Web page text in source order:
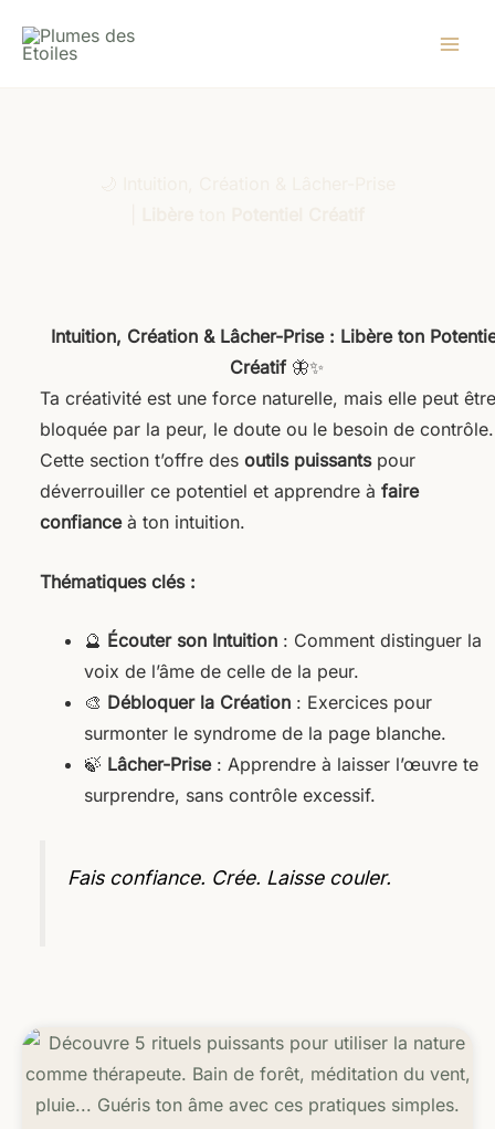
Intuition, Création & Lâcher-Prise : Libère ton
Créatif🦋✨
Ta créativité est une force naturelle, mais elle peut
bloquée par la peur, le doute ou le besoin de contrôle.
Cette section t’offre desoutils puissantspour
déverrouiller ce potentiel et apprendre àfaire
confianceà ton intuition.
Thématiques clés :
🔮 Écouter son Intuition : Comment distinguer la
voix de l’âme de celle de la peur.
🎨 Débloquer la Création : Exercices pour
surmonter le syndrome de la page blanche.
🍃 Lâcher-Prise: Apprendre à laisser l’œuvre te
surprendre, sans contrôle excessif.
Fais confiance. Crée. Laisse couler.